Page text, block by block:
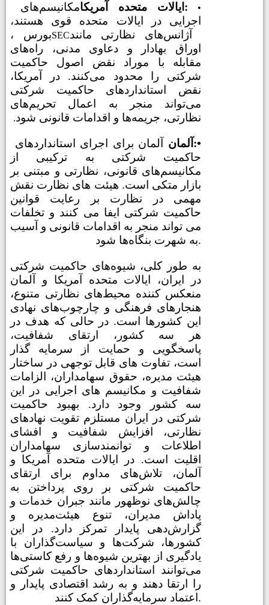
• ایالات متحده آمریکا:
اجرایی در ایالات متحده قوی هستند،
SEC
، بورس
اوراق بهادار و دعاوی مدنی، راه‌های
مقابله با موراد نقض اصول حاکمیت
شرکتی را محدود می‌کنند. در آمریکا،
نقض استانداردهای حاکمیت شرکتی
می‌تواند منجر به اعمال تحریم‌های
نظارتی، جریمه‌ها و اقدامات قانونی شود.
•آلمان:
حاکمیت شرکتی به ترکیبی از
مکانیسم‌های قانونی، نظارتی و مبتنی بر
بازار متکی است. هیئت های نظارت نقش
مهمی در نظارت بر رعایت قوانین
حاکمیت شرکتی ایفا می کنند و تخلفات
می تواند منجر به اقدامات قانونی و آسیب
به شهرت بنگاه‌ها شود.
به طور کلی، شیوه‌های حاکمیت شرکتی
در ایران، ایالات متحده آمریکا و آلمان
منعکس کننده محیط‌های نظارتی متنوع،
هنجارهای فرهنگی و چارچوب‌های نهادی
این کشورها است. در حالی که هدف در
هر سه کشور، ارتقای شفافیت،
پاسخگویی و حمایت از سرمایه گذار
است، تفاوت های قابل توجهی در ساختار
هیئت مدیره، حقوق سهامداران، الزامات
شفافیت و مکانیسم های اجرایی در این
سه کشور وجود دارد. بهبود حاکمیت
شرکتی در ایران مستلزم تقویت نهادهای
نظارتی، افزایش شفافیت و افشای
اطلاعات و توانمندسازی سهامداران
اقلیت است. در ایالات متحده آمریکا و
آلمان، تلاش‌های مداوم برای ارتقای
حاکمیت شرکتی بر روی پرداختن به
چالش‌های نوظهور مانند جبران خدمات و
پاداش مدیران، تنوع هیئت‌مدیره و
گزارش‌دهی پایدار تمرکز دارد. در این
کشورها، شرکت‌ها و سیاست‌گذاران با
یادگیری از بهترین شیوه‌ها و رفع کاستی‌ها
می‌توانند استانداردهای حاکمیت شرکتی
را ارتقا دهند و به رشد اقتصادی پایدار و
اعتماد سرمایه‌گذاران کمک کنند.